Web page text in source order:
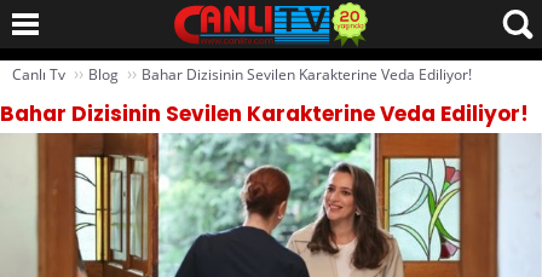
Canlı Tv ›› Blog ›› Bahar Dizisinin Sevilen Karakterine Veda Ediliyor!
Bahar Dizisinin Sevilen Karakterine Veda Ediliyor!